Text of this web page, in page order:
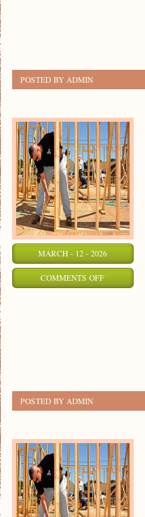
POSTED BY ADMIN
MARCH - 12 - 2026
COMMENTS OFFON
POSTED BY ADMIN